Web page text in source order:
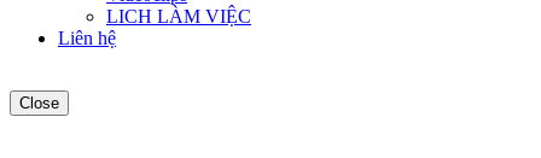
LICH LÀM VIỆC
Liên hệ
Close